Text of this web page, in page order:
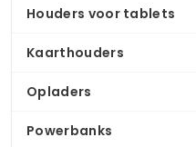
Houders voor tablets
Kaarthouders
Opladers
Powerbanks